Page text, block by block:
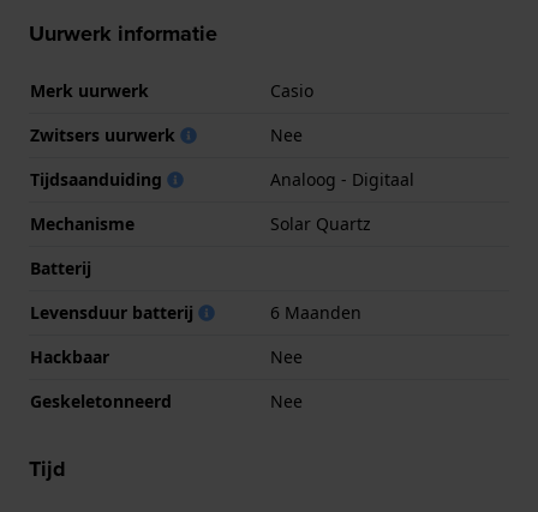
Uurwerk informatie
Merk uurwerk
Casio
Zwitsers uurwerk
Nee
Tijdsaanduiding
Analoog - Digitaal
Mechanisme
Solar Quartz
Batterij
Levensduur batterij
6 Maanden
Hackbaar
Nee
Geskeletonneerd
Nee
Tijd